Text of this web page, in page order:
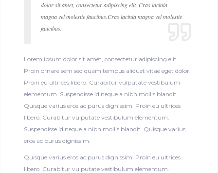
dolor sit amet, consectetur adipiscing elit. Cras lacinia
magna vel molestie faucibus.Cras lacinia magna vel molestie
faucibus.
Lorem ipsum dolor sit amet, consectetur adipiscing elit.
Proin ornare sem sed quam tempus aliquet vitae eget dolor.
Proin eu ultrices libero. Curabitur vulputate vestibulum
elementum. Suspendisse id neque a nibh mollis blandit.
Quisque varius eros ac purus dignissim. Proin eu ultrices
libero. Curabitur vulputate vestibulum elementum.
Suspendisse id neque a nibh mollis blandit. Quisque varius
eros ac purus dignissim.
Quisque varius eros ac purus dignissim. Proin eu ultrices
libero. Curabitur vulputate vestibulum elementum.